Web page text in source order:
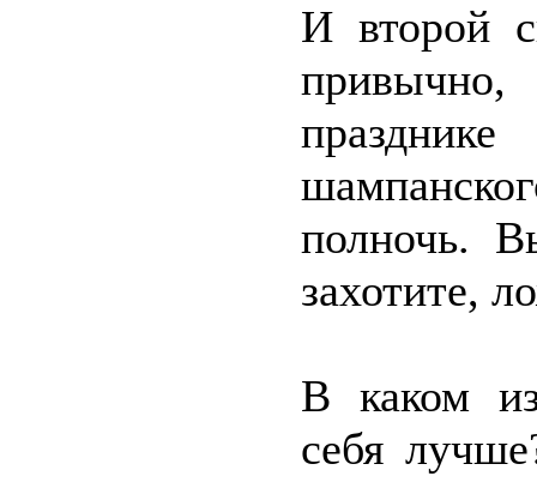
И второй
полночь.
захотите,
В каком
себя